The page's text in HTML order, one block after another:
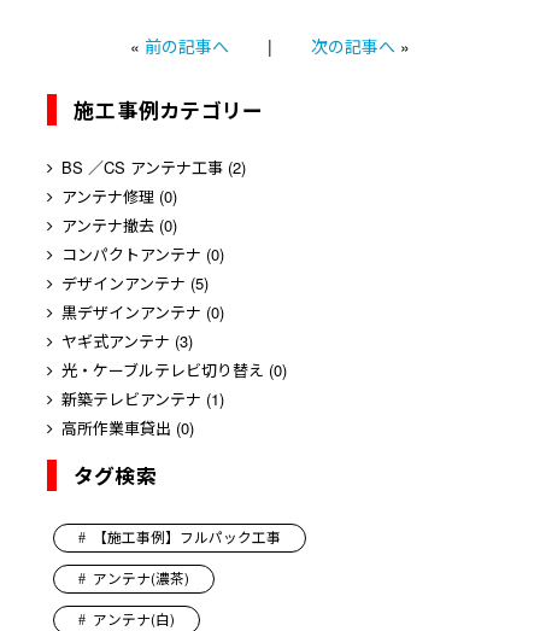
« 前の記事へ | 次の記事へ »
施工事例カテゴリー
BS ／CS アンテナ工事(2)
アンテナ修理 (0)
アンテナ撤去(0)
コンパクトアンテナ (0)
デザインアンテナ (5)
黒デザインアンテナ (0)
ヤギ式アンテナ (3)
光・ケーブルテレビ切り替え (0)
新築テレビアンテナ (1)
高所作業車貸出 (0)
タグ検索
【施工事例】フルパック工事
アンテナ(濃茶)
アンテナ(白)